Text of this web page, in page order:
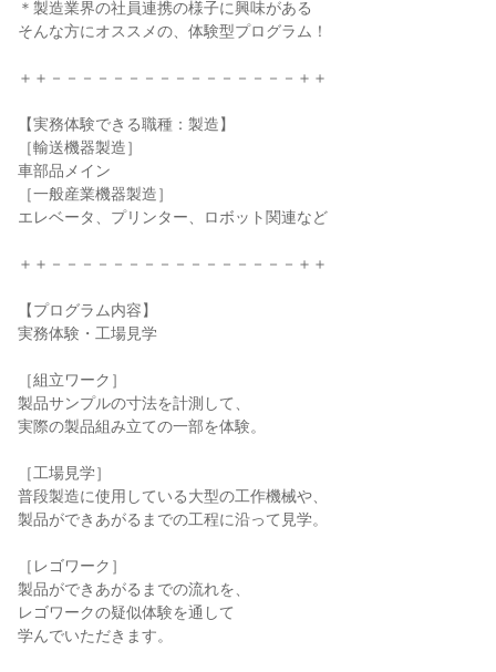
＊製造業界の社員連携の様子に興味がある
そんな方にオススメの、体験型プログラム！
＋＋－－－－－－－－－－－－－－－－＋＋
【実務体験できる職種：製造】
［輸送機器製造］
車部品メイン
［一般産業機器製造］
エレベータ、プリンター、ロボット関連など
＋＋－－－－－－－－－－－－－－－－＋＋
【プログラム内容】
実務体験・工場見学
［組立ワーク］
製品サンプルの寸法を計測して、
実際の製品組み立ての一部を体験。
［工場見学］
普段製造に使用している大型の工作機械や、
製品ができあがるまでの工程に沿って見学。
［レゴワーク］
製品ができあがるまでの流れを、
レゴワークの疑似体験を通して
学んでいただきます。